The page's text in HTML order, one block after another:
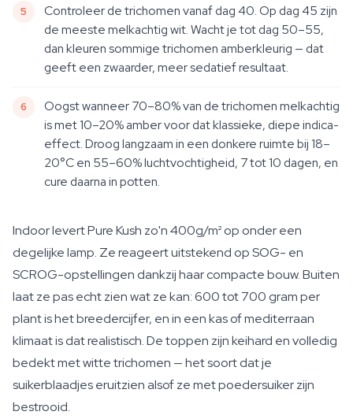
Controleer de trichomen vanaf dag 40. Op dag 45 zijn
de meeste melkachtig wit. Wacht je tot dag 50–55,
dan kleuren sommige trichomen amberkleurig — dat
geeft een zwaarder, meer sedatief resultaat.
Oogst wanneer 70–80% van de trichomen melkachtig
is met 10–20% amber voor dat klassieke, diepe indica-
effect. Droog langzaam in een donkere ruimte bij 18–
20°C en 55–60% luchtvochtigheid, 7 tot 10 dagen, en
cure daarna in potten.
Indoor levert Pure Kush zo'n 400g/m² op onder een
degelijke lamp. Ze reageert uitstekend op SOG- en
SCROG-opstellingen dankzij haar compacte bouw. Buiten
laat ze pas echt zien wat ze kan: 600 tot 700 gram per
plant is het breedercijfer, en in een kas of mediterraan
klimaat is dat realistisch. De toppen zijn keihard en volledig
bedekt met witte trichomen — het soort dat je
suikerblaadjes eruitzien alsof ze met poedersuiker zijn
bestrooid.